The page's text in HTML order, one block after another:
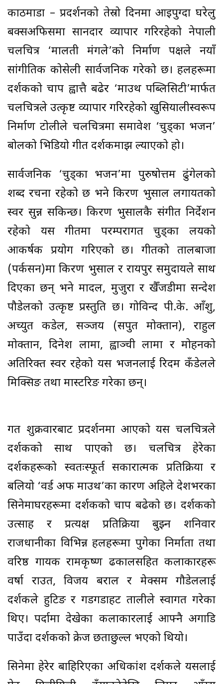
काठमाडौं – प्रदर्शनको तेस्रो दिनमा आइपुग्दा घरेलु
बक्सअफिसमा सानदार व्यापार गरिरहेको नेपाली
चलचित्र ‘मालती मंगले’को निर्माण पक्षले नयाँ
सांगीतिक कोसेली सार्वजनिक गरेको छ। हलहरूमा
दर्शकको चाप ह्वात्तै बढेर ‘माउथ पब्लिसिटी’मार्फत
चलचित्रले उत्कृष्ट व्यापार गरिरहेको खुसियालीस्वरूप
निर्माण टोलीले चलचित्रमा समावेश ‘चुड्का भजन’
बोलको भिडियो गीत दर्शकमाझ ल्याएको हो।
सार्वजनिक ‘चुड्का भजन’मा पुरुषोत्तम ढुंगेलको
शब्द रचना रहेको छ भने किरण भुसाल लगायतको
स्वर सुन्न सकिन्छ। किरण भुसालकै संगीत निर्देशन
रहेको यस गीतमा परम्परागत चुड्का लयको
आकर्षक प्रयोग गरिएको छ। गीतको तालबाजा
(पर्कसन)मा किरण भुसाल र रायपुर समुदायले साथ
दिएका छन् भने मादल, मुजुरा र खैँजडीमा सन्देश
पौडेलको उत्कृष्ट प्रस्तुति छ। गोविन्द पी.के. आँशु,
अच्युत कडेल, सञ्जय (सपुत मोक्तान), राहुल
मोक्तान, दिनेश लामा, ह्वाञ्ची लामा र मोहनको
अतिरिक्त स्वर रहेको यस भजनलाई रिदम कँडेलले
मिक्सिङ तथा मास्टरिङ गरेका छन्।
गत शुक्रवारबाट प्रदर्शनमा आएको यस चलचित्रले
दर्शकको साथ पाएको छ। चलचित्र हेरेका
दर्शकहरूको स्वतःस्फूर्त सकारात्मक प्रतिक्रिया र
बलियो ‘वर्ड अफ माउथ’का कारण अहिले देशभरका
सिनेमाघरहरूमा दर्शकको चाप बढेको छ। दर्शकको
उत्साह र प्रत्यक्ष प्रतिक्रिया बुझ्न शनिवार
राजधानीका विभिन्न हलहरूमा पुगेका निर्माता तथा
वरिष्ठ गायक रामकृष्ण ढकालसहित कलाकारहरू
वर्षा राउत, विजय बराल र मेक्सम गौडेललाई
दर्शकले हुटिङ र गडगडाहट तालीले स्वागत गरेका
थिए। पर्दामा देखेका कलाकारलाई आफ्नै अगाडि
पाउँदा दर्शकको क्रेज छताछुल्ल भएको थियो।
सिनेमा हेरेर बाहिरिएका अधिकांश दर्शकले यसलाई